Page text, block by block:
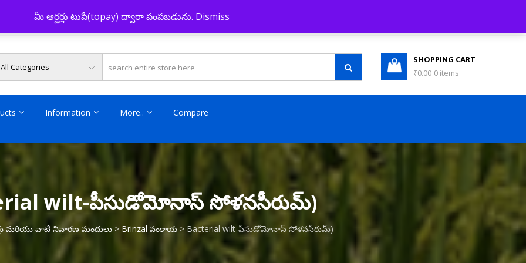
INNOVATIONS
for your Agriculture and Aqua Needs
SHOPPING CART
₹0.00 0 items
Information More.. Compare
wilt-పీసుడోమోనాస్ సోళనసీరుమ్)
మరియు వాటి నివారణ మందులు > Brinzal వంకాయ > Bacterial wilt-పీసుడోమోనాస్ సోళనసీరుమ్)
మీ ఆర్డర్లు టుపే(topay) ద్వారా పంపబడును. Dismiss